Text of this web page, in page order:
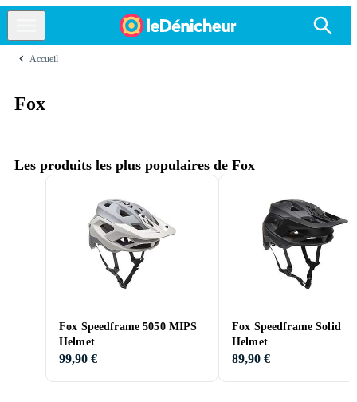
Accueil
Fox
Les produits les plus populaires de Fox
Fox Speedframe 5050 MIPS
Helmet
99,90 €
Fox Speedframe Solid
Helmet
89,90 €